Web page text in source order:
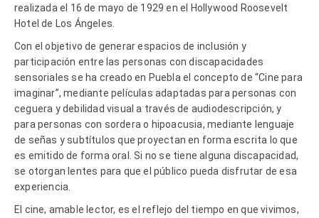
realizada el 16 de mayo de 1929 en el Hollywood Roosevelt
Hotel de Los Ángeles.
Con el objetivo de generar espacios de inclusión y
participación entre las personas con discapacidades
sensoriales se ha creado en Puebla el concepto de “Cine para
imaginar”, mediante películas adaptadas para personas con
ceguera y debilidad visual a través de audiodescripción, y
para personas con sordera o hipoacusia, mediante lenguaje
de señas y subtítulos que proyectan en forma escrita lo que
es emitido de forma oral. Si no se tiene alguna discapacidad,
se otorgan lentes para que el público pueda disfrutar de esa
experiencia.
El cine, amable lector, es el reflejo del tiempo en que vivimos,